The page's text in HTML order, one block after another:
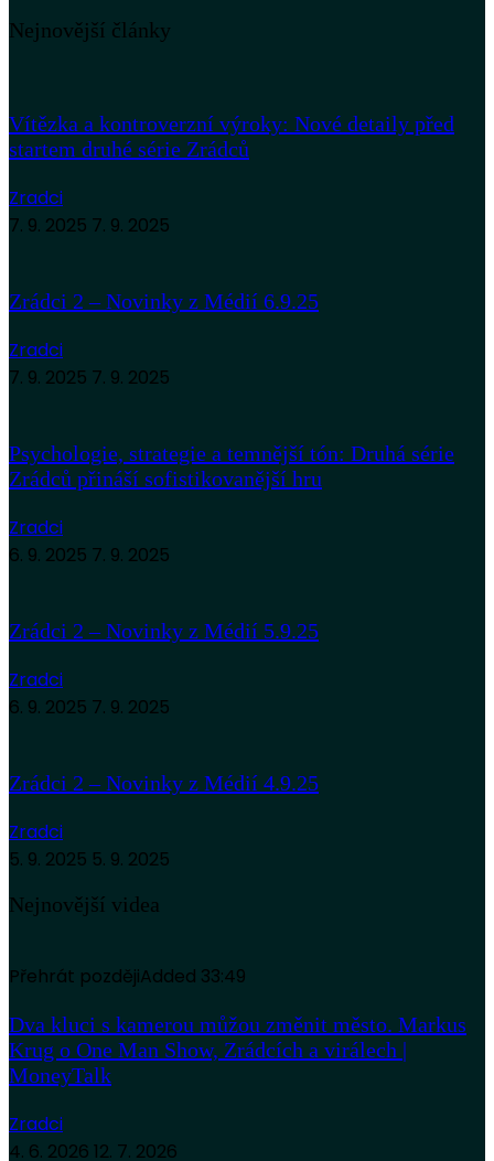
Nejnovější články
Vítězka a kontroverzní výroky: Nové detaily před
startem druhé série Zrádců
Zradci
7. 9. 2025 7. 9. 2025
Zrádci 2 – Novinky z Médií 6.9.25
Zradci
7. 9. 2025 7. 9. 2025
Psychologie, strategie a temnější tón: Druhá série
Zrádců přináší sofistikovanější hru
Zradci
6. 9. 2025 7. 9. 2025
Zrádci 2 – Novinky z Médií 5.9.25
Zradci
6. 9. 2025 7. 9. 2025
Zrádci 2 – Novinky z Médií 4.9.25
Zradci
5. 9. 2025 5. 9. 2025
Nejnovější videa
Přehrát pozdějiAdded 33:49
Dva kluci s kamerou můžou změnit město. Markus
Krug o One Man Show, Zrádcích a virálech |
MoneyTalk
Zradci
4. 6. 2026 12. 7. 2026